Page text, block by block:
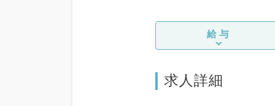
給与
求人詳細